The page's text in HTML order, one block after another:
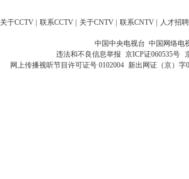
关于CCTV 联系CCTV 关于CNTV 联系CNTV 人才招聘
中国中央电视台 中国网络电
违法和不良信息举报 京ICP证060535号
网上传播视听节目许可证号 0102004 新出网证（京）